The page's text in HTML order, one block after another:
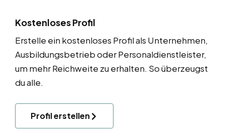
Kostenloses Profil
Erstelle ein kostenloses Profil als Unternehmen,
Ausbildungsbetrieb oder Personaldienstleister,
um mehr Reichweite zu erhalten. So überzeugst
du alle.
Profil erstellen